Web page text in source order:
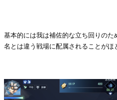
基本的には我は補佐的な立ち回りの
名とは違う戦場に配属されることがほ